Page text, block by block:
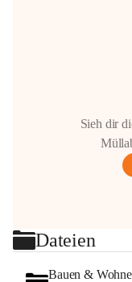
Sieh dir
Dateien
Bauen &